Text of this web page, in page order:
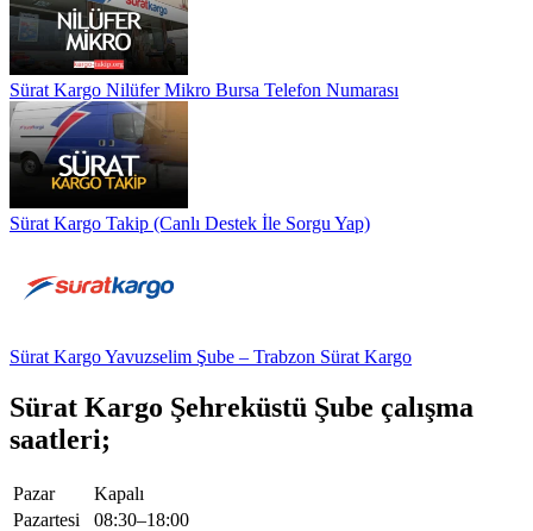
Sürat Kargo Nilüfer Mikro Bursa Telefon Numarası
Sürat Kargo Takip (Canlı Destek İle Sorgu Yap)
Sürat Kargo Yavuzselim Şube – Trabzon Sürat Kargo
Sürat Kargo Şehreküstü Şube çalışma
saatleri;
Pazar
Kapalı
Pazartesi
08:30–18:00